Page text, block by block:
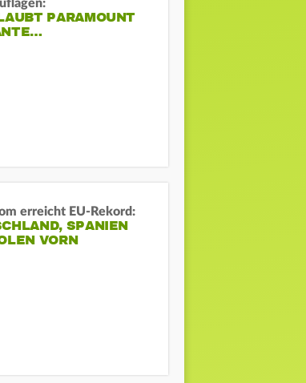
PARAMOUNT
erreicht EU-Rekord:
SPANIEN
VORN